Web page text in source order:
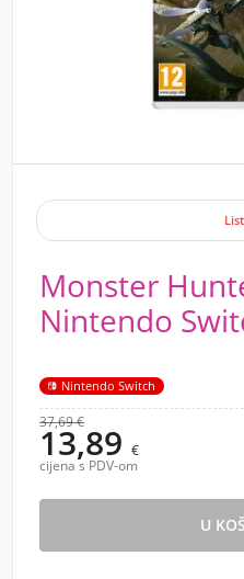
Monster
Nintendo
Nintendo Switch
37,69 €
13,89 €
cijena s PDV-om